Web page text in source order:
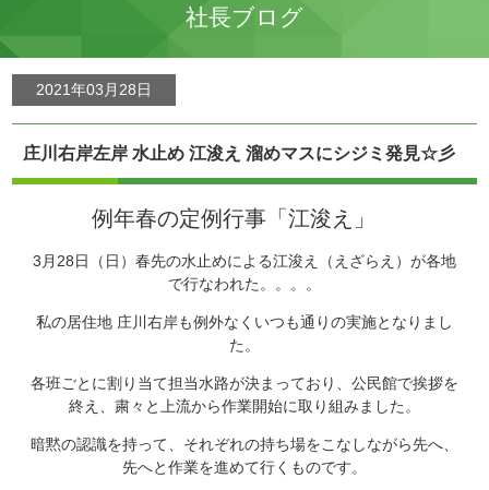
社長ブログ
2021年03月28日
庄川右岸左岸 水止め 江浚え 溜めマスにシジミ発見☆彡
例年春の定例行事「江浚え」
3月28日（日）春先の水止めによる江浚え（えざらえ）が各地
で行なわれた。。。。
私の居住地 庄川右岸も例外なくいつも通りの実施となりまし
た。
各班ごとに割り当て担当水路が決まっており、公民館で挨拶を
終え、粛々と上流から作業開始に取り組みました。
暗黙の認識を持って、それぞれの持ち場をこなしながら先へ、
先へと作業を進めて行くものです。